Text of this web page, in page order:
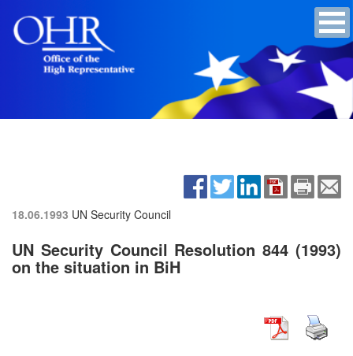
18.06.1993 UN Security Council
UN Security Council Resolution 844 (1993)
on the situation in BiH